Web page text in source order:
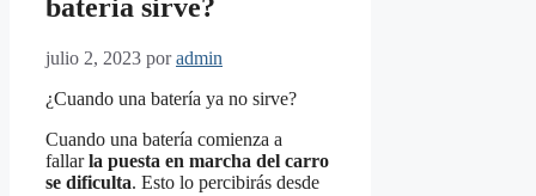
bateria sirve?
julio 2, 2023 poradmin
¿Cuando una batería ya no sirve?
Cuando una batería comienza a
fallarla puesta en marcha del carro
se dificulta. Esto lo percibirás desde